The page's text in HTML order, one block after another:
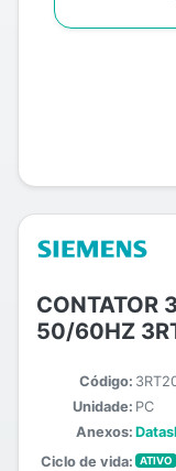
CONTATOR
50/60HZ
Código:
Unidade: PC
Anexos:
Ciclo de vida:
ATIVO